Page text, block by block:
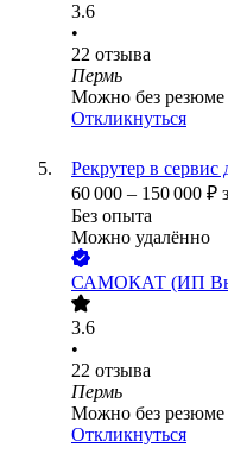
3.6
•
22 отзыва
Пермь
Можно без резюме
Откликнуться
Рекрутер в
60 000 – 150 000 ₽
Без опыта
Можно удалённо
САМОКАТ (ИП
3.6
•
22 отзыва
Пермь
Можно без резюме
Откликнуться